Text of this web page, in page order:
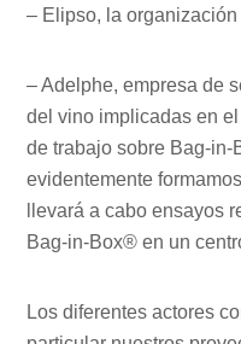
– Elipso, la
– Adelphe, empresa de
del vino implicadas en
de trabajo sobre Bag-
evidentemente
llevará a cabo ensayos
Bag-in-Box® en un
Los diferentes actores